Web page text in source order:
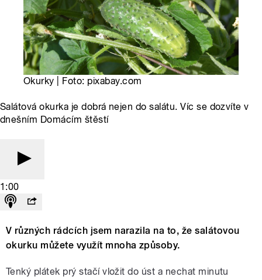
Okurky | Foto: pixabay.com
Salátová okurka je dobrá nejen do salátu. Víc se dozvíte v
dnešním Domácím štěstí
1:00
V různých rádcích jsem narazila na to, že salátovou
okurku můžete využít mnoha způsoby.
Tenký plátek prý stačí vložit do úst a nechat minutu